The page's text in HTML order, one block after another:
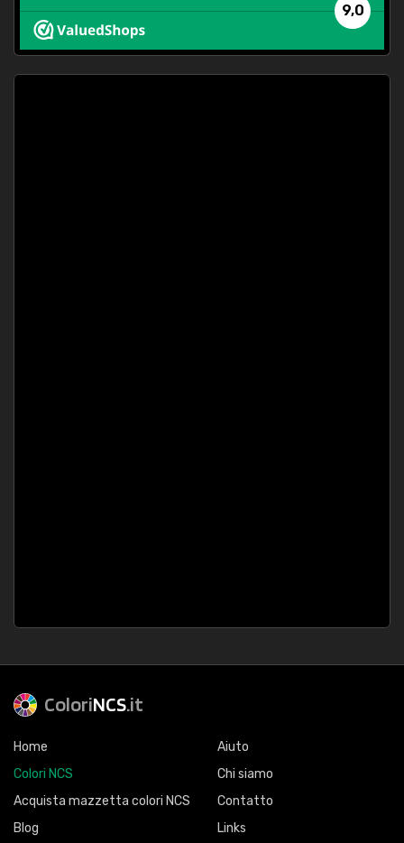
9,0
ColoriNCS.it
Home
Colori NCS
Acquista mazzetta colori NCS
Blog
Aiuto
Chi siamo
Contatto
Links